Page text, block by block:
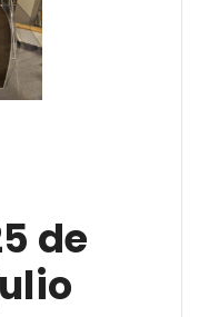
de